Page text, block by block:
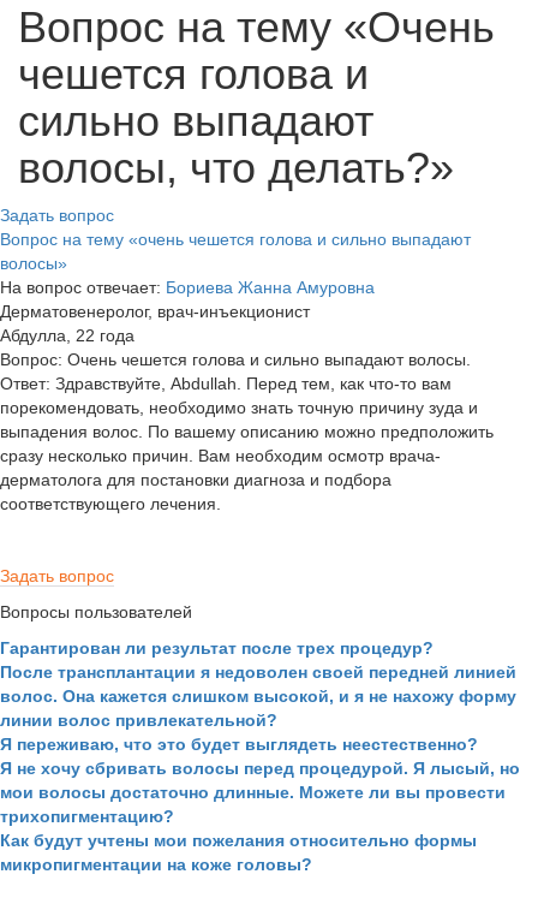
Вопрос на тему «Очень
чешется голова и
сильно выпадают
волосы, что делать?»
Задать вопрос
Вопрос на тему «очень чешется голова и сильно выпадают
волосы»
На вопрос отвечает: Бориева Жанна Амуровна
Дерматовенеролог, врач-инъекционист
Абдулла , 22 года
Вопрос: Очень чешется голова и сильно выпадают волосы.
Ответ: Здравствуйте, Abdullah. Перед тем, как что-то вам
порекомендовать, необходимо знать точную причину зуда и
выпадения волос. По вашему описанию можно предположить
сразу несколько причин. Вам необходим осмотр врача-
дерматолога для постановки диагноза и подбора
соответствующего лечения.
Задать вопрос
Вопросы пользователей
Гарантирован ли результат после трех процедур?
После трансплантации я недоволен своей передней линией
волос. Она кажется слишком высокой, и я не нахожу форму
линии волос привлекательной?
Я переживаю, что это будет выглядеть неестественно?
Я не хочу сбривать волосы перед процедурой. Я лысый, но
мои волосы достаточно длинные. Можете ли вы провести
трихопигментацию?
Как будут учтены мои пожелания относительно формы
микропигментации на коже головы?